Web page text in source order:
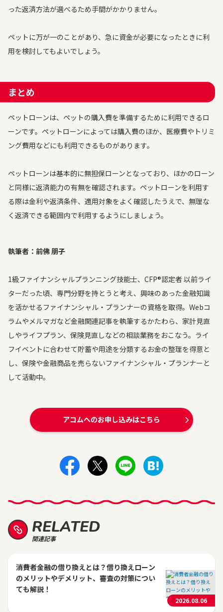
った返済方法が選べるため手間がかかりません。
ペットに万が一のことがあり、急に資金が必要になったときに利
用を検討してもよいでしょう。
まとめ
ペットローンは、ペットの購入費を準備するために利用できるロ
ーンです。ペットローンによっては購入費のほか、医療費やトリミ
ング費用などにも利用できるものがあります。
ペットローンは基本的に無担保ローンとなっており、ほかのローン
と同様に返済能力の有無を確認されます。ペットローンを利用す
る際は金利や返済条件、適用対象をよく確認したうえで、無理な
く返済できる範囲内で利用するようにしましょう。
執筆者：前佛 朋子
1級ファイナンシャルプランニング技能士、CFP®認定者 以前ライ
ターだった頃、専門分野を持とうと考え、興味のあった金融知識
を活かせるファイナンシャル・プランナーの資格を取得。Webコ
ラムやメルマガなど金融関連記事を執筆するかたわら、家計見直
しやライフプラン、保険見直しなどの相談業務をおこなう。ライ
フイベントに合わせて貯蓄や用途を分類するお金の整理を得意と
し、保険や金融商品を売らないファイナンシャル・プランナーと
して活動中。
アコムへのお申し込みはこちら
RELATED
関連記事
消費者金融の借り換えとは？借り換えローン
のメリットやデメリット、審査の対策につい
ても解説！
2026.08.06